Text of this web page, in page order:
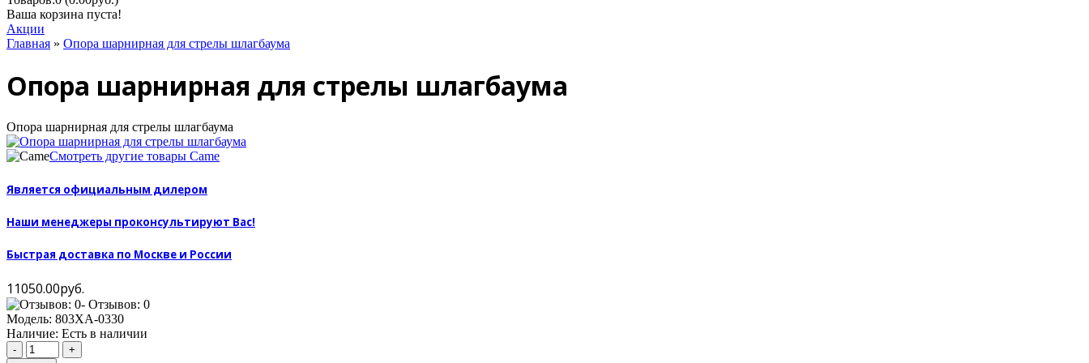
Ваша корзина пуста!
Акции
Главная » Опора шарнирная для стрелы шлагбаума
Опора шарнирная для стрелы шлагбаума
Опора шарнирная для стрелы шлагбаума
Смотреть другие товары Came
Является официальным дилером
Наши менеджеры проконсультируют Вас!
Быстрая доставка по Москве и России
11050.00руб.
- Отзывов: 0
Модель: 803XA-0330
Наличие: Есть в наличии